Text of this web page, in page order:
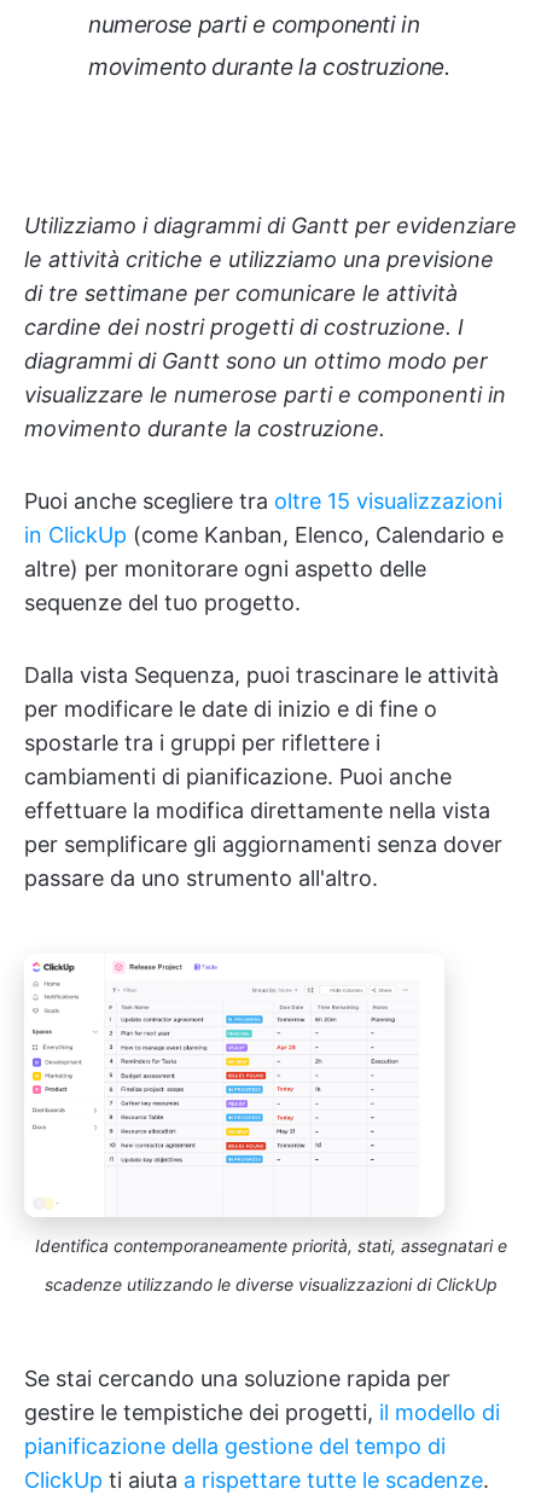
numerose parti e componenti in
movimento durante la costruzione.
Utilizziamo i diagrammi di Gantt per evidenziare
le attività critiche e utilizziamo una previsione
di tre settimane per comunicare le attività
cardine dei nostri progetti di costruzione. I
diagrammi di Gantt sono un ottimo modo per
visualizzare le numerose parti e componenti in
movimento durante la costruzione.
Puoi anche scegliere tra oltre 15 visualizzazioni
in ClickUp (come Kanban, Elenco, Calendario e
altre) per monitorare ogni aspetto delle
sequenze del tuo progetto.
Dalla vista Sequenza, puoi trascinare le attività
per modificare le date di inizio e di fine o
spostarle tra i gruppi per riflettere i
cambiamenti di pianificazione. Puoi anche
effettuare la modifica direttamente nella vista
per semplificare gli aggiornamenti senza dover
passare da uno strumento all'altro.
Identifica contemporaneamente priorità, stati, assegnatari e
scadenze utilizzando le diverse visualizzazioni di ClickUp
Se stai cercando una soluzione rapida per
gestire le tempistiche dei progetti, il modello di
pianificazione della gestione del tempo di
ClickUp ti aiuta a rispettare tutte le scadenze.